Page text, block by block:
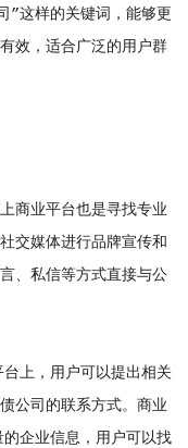
”这样的关键词，能够更
效，适合广泛的用户群
商业平台也是寻找专业
交媒体进行品牌宣传和
、私信等方式直接与公
上，用户可以提出相关
公司的联系方式。商业
企业信息，用户可以找